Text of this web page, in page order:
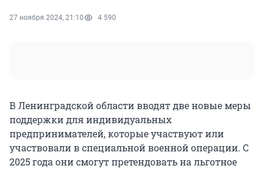
27 ноября 2024, 21:10 4 590
В Ленинградской области вводят две новые меры
поддержки для индивидуальных
предпринимателей, которые участвуют или
участвовали в специальной военной операции. С
2025 года они смогут претендовать на льготное